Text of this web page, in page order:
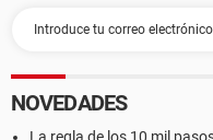
NOVEDADES